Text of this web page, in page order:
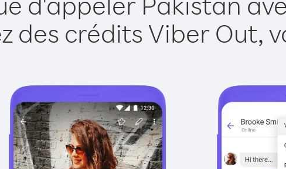
des crédits Viber Out,